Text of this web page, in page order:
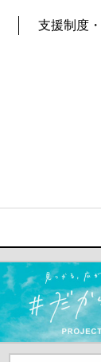
支援制度